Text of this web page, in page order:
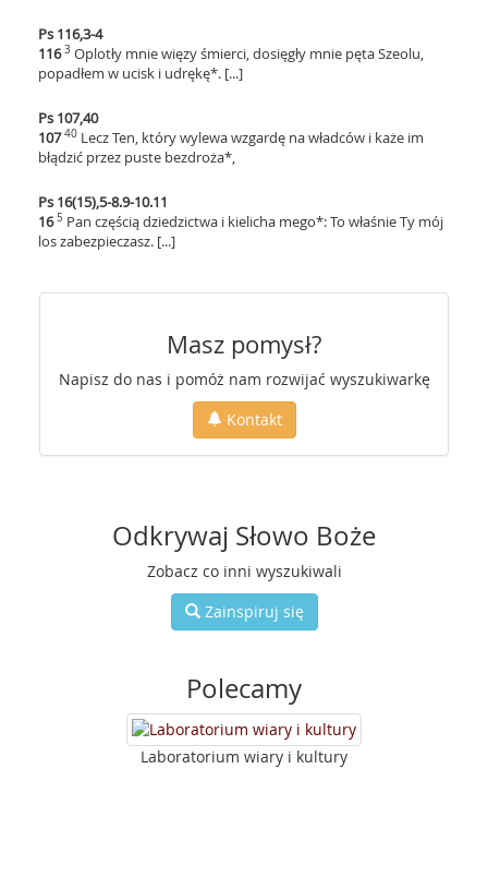
Ps 116,3-4
116 3 Oplotły mnie więzy śmierci, dosięgły mnie pęta Szeolu,
popadłem w ucisk i udrękę*. [...]
Ps 107,40
10740 Lecz Ten, który wylewa wzgardę na władców i każe im
błądzić przez puste bezdroża*,
Ps 16(15),5-8.9-10.11
16 5 Pan częścią dziedzictwa i kielicha mego*: To właśnie Ty mój
los zabezpieczasz. [...]
Masz pomysł?
Napisz do nas i pomóż nam rozwijać wyszukiwarkę
Kontakt
Odkrywaj Słowo Boże
Zobacz co inni wyszukiwali
Zainspiruj się
Polecamy
Laboratorium wiary i kultury